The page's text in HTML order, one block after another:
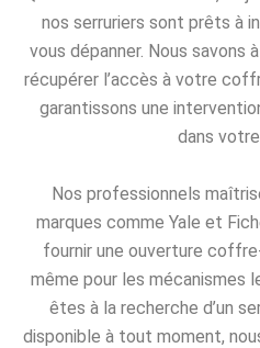
nos serruriers sont prêts à
vous dépanner. Nous savons
récupérer l’accès à votre
garantissons une
dans
Nos professionnels
marques comme Yale et
fournir une ouverture
même pour les mécanismes
êtes à la recherche d’un
disponible à tout moment,